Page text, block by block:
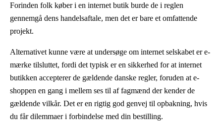
Forinden folk køber i en internet butik burde de i reglen
gennemgå dens handelsaftale, men det er bare et omfattende
projekt.
Alternativet kunne være at undersøge om internet selskabet er e-
mærke tilsluttet, fordi det typisk er en sikkerhed for at internet
butikken accepterer de gældende danske regler, foruden at e-
shoppen en gang i mellem ses til af fagmænd der kender de
gældende vilkår. Det er en rigtig god genvej til opbakning, hvis
du får dilemmaer i forbindelse med din bestilling.